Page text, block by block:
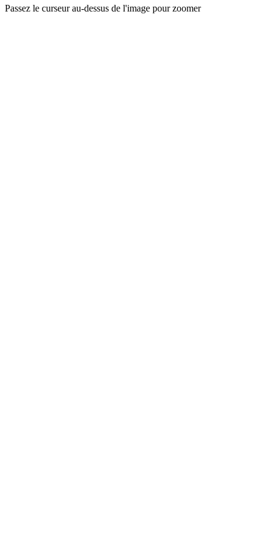
Passez le curseur au-dessus de l'image pour zoomer